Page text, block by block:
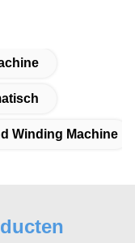
Winding Machine